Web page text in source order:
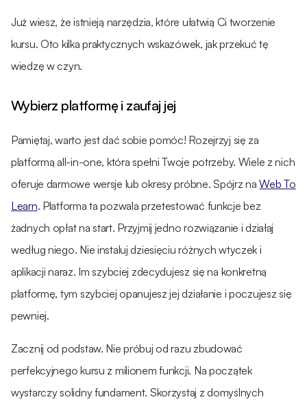
Już wiesz, że istnieją narzędzia, które ułatwią Ci tworzenie
kursu. Oto kilka praktycznych wskazówek, jak przekuć tę
wiedzę w czyn.
Wybierz platformę i zaufaj jej
Pamiętaj, warto jest dać sobie pomóc! Rozejrzyj się za
platformą all-in-one, która spełni Twoje potrzeby. Wiele z nich
oferuje darmowe wersje lub okresy próbne. Spójrz naWeb To
Learn. Platforma ta pozwala przetestować funkcje bez
żadnych opłat na start. Przyjmij jedno rozwiązanie i działaj
według niego. Nie instaluj dziesięciu różnych wtyczek i
aplikacji naraz. Im szybciej zdecydujesz się na konkretną
platformę, tym szybciej opanujesz jej działanie i poczujesz się
pewniej​.
Zacznij od podstaw. Nie próbuj od razu zbudować
perfekcyjnego kursu z milionem funkcji. Na początek
wystarczy solidny fundament. Skorzystaj z domyślnych